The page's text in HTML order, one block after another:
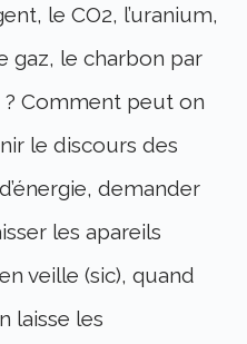
le CO2, l’uranium,
gaz, le charbon par
? Comment peut on
le discours des
demander
les apareils
veille (sic), quand
laisse les